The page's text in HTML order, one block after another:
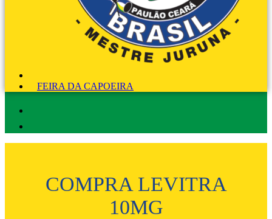
FEIRA DA CAPOEIRA
COMPRA LEVITRA
10MG